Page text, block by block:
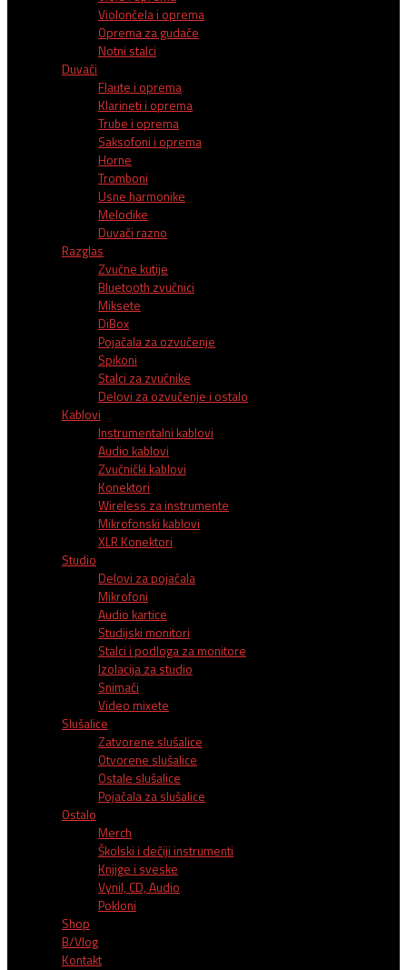
Violončela i oprema
Oprema za gudače
Notni stalci
Duvači
Flaute i oprema
Klarineti i oprema
Trube i oprema
Saksofoni i oprema
Horne
Tromboni
Usne harmonike
Melodike
Duvači razno
Razglas
Zvučne kutije
Bluetooth zvučnici
Miksete
DiBox
Pojačala za ozvučenje
Spikoni
Stalci za zvučnike
Delovi za ozvučenje i ostalo
Kablovi
Instrumentalni kablovi
Audio kablovi
Zvučnički kablovi
Konektori
Wireless za instrumente
Mikrofonski kablovi
XLR Konektori
Studio
Delovi za pojačala
Mikrofoni
Audio kartice
Studijski monitori
Stalci i podloga za monitore
Izolacija za studio
Snimači
Video mixete
Slušalice
Zatvorene slušalice
Otvorene slušalice
Ostale slušalice
Pojačala za slušalice
Ostalo
Merch
Školski i dečiji instrumenti
Knjige i sveske
Vynil, CD, Audio
Pokloni
Shop
B/Vlog
Kontakt